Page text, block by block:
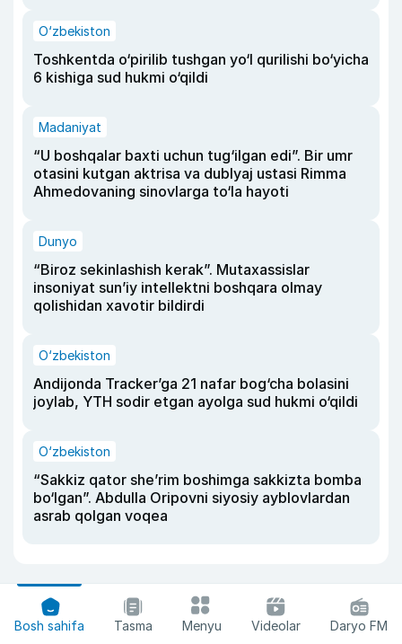
O‘zbekiston
Toshkentda o‘pirilib tushgan yo‘l qurilishi bo‘yicha
6 kishiga sud hukmi o‘qildi
Madaniyat
“U boshqalar baxti uchun tug‘ilgan edi”. Bir umr
otasini kutgan aktrisa va dublyaj ustasi Rimma
Ahmedovaning sinovlarga to‘la hayoti
Dunyo
“Biroz sekinlashish kerak”. Mutaxassislar
insoniyat sun’iy intellektni boshqara olmay
qolishidan xavotir bildirdi
O‘zbekiston
Andijonda Tracker’ga 21 nafar bog‘cha bolasini
joylab, YTH sodir etgan ayolga sud hukmi o‘qildi
O‘zbekiston
“Sakkiz qator she’rim boshimga sakkizta bomba
bo‘lgan”. Abdulla Oripovni siyosiy ayblovlardan
asrab qolgan voqea
Bosh sahifa Tasma Menyu Videolar Daryo FM